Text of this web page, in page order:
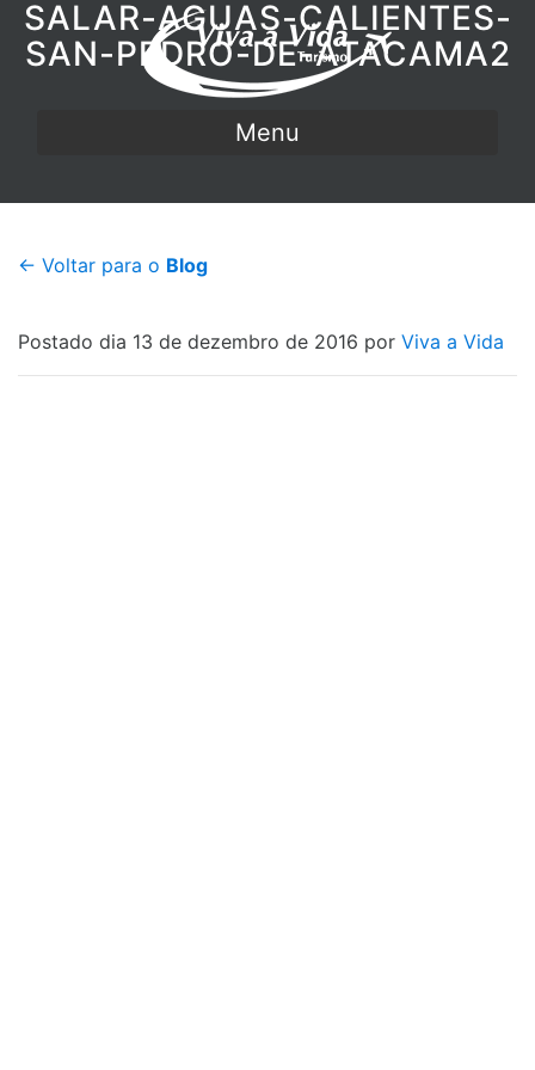
Menu
SALAR-AGUAS-CALIENTES-
SAN-PEDRO-DE-ATACAMA2
← Voltar para o Blog
Postado dia 13 de dezembro de 2016 por Viva a Vida